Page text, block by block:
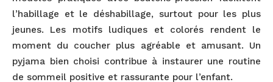
l’habillage et le déshabillage, surtout pour les plus
jeunes. Les motifs ludiques et colorés rendent le
moment du coucher plus agréable et amusant. Un
pyjama bien choisi contribue à instaurer une routine
de sommeil positive et rassurante pour l’enfant.